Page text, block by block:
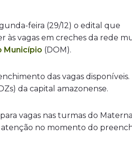
feira (29/12) o edital que
às vagas em creches da rede
Município (DOM).
das vagas disponíveis.
da capital amazonense.
vagas nas turmas do
atenção no momento do